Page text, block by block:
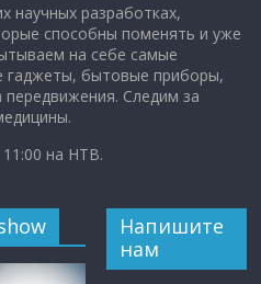
научных разработках,
способны поменять и уже
на себе самые
гаджеты, бытовые приборы,
передвижения. Следим за
на НТВ.
Напишите
нам